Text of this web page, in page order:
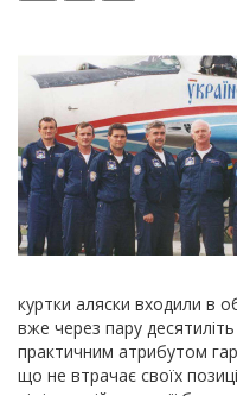
куртки аляски входили в
вже через пару
практичним атрибутом
що не втрачає своїх